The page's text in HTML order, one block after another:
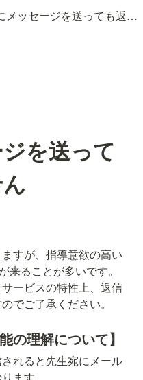
先生にメッセージを送っても返信が来ません
を送って
すが、指導意欲の高い
来ることが多いです。
ービスの特性上、返信
でご了承ください。
の理解について】
れると先生宛にメール